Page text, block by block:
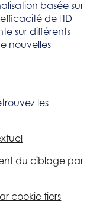
basée sur
de l'ID
sur différents
nouvelles
les
du ciblage par
cookie tiers